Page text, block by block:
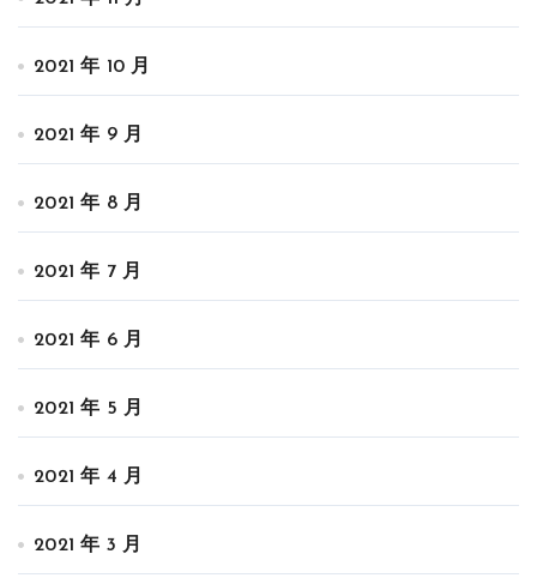
2021 年 10 月
2021 年 9 月
2021 年 8 月
2021 年 7 月
2021 年 6 月
2021 年 5 月
2021 年 4 月
2021 年 3 月